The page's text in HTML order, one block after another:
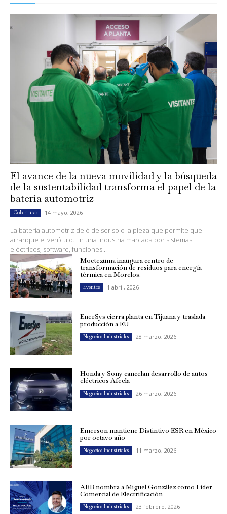
El avance de la nueva movilidad y la búsqueda
de la sustentabilidad transforma el papel de la
batería automotriz
Coberturas 14 mayo, 2026
La batería automotriz dejó de ser solo la pieza que permite que
arranque el vehículo. En una industria marcada por sistemas
eléctricos, software, funciones...
Moctezuma inaugura centro de
transformación de residuos para energía
térmica en Morelos.
Eventos 1 abril, 2026
EnerSys cierra planta en Tijuana y traslada
producción a EU
Negocios Industriales 28 marzo, 2026
Honda y Sony cancelan desarrollo de autos
eléctricos Afeela
Negocios Industriales 26 marzo, 2026
Emerson mantiene Distintivo ESR en México
por octavo año
Negocios Industriales 11 marzo, 2026
ABB nombra a Miguel González como Líder
Comercial de Electrificación
Negocios Industriales 23 febrero, 2026